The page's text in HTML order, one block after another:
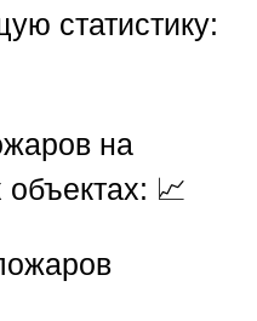
статистику:
на
📈